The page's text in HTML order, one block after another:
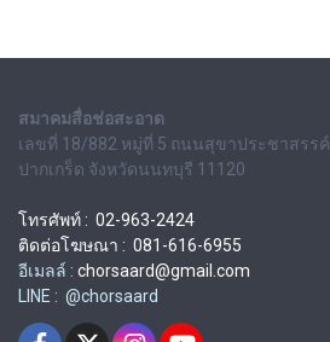
สมาคมสื่อช่อสะอาด
เลขที่ 18/882 หมู่ที่ 5 ถนนสุขาประชาสรร
ปากเกร็ด จังหวัดนนทบุรี 11120
โทรศัพท์ : 02-963-2424
ติดต่อโฆษณา : 081-616-6955
อีเมลล์ : chorsaard@gmail.com
LINE : @chorsaard